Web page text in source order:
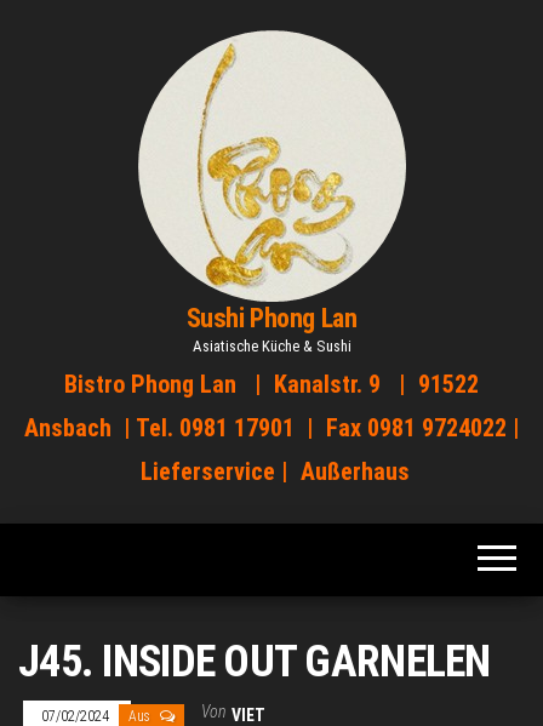
Sushi Phong Lan
Asiatische Küche & Sushi
Bistro Phong Lan | Kanalstr. 9 | 91522
Ansbach | Tel. 0981 17901 | Fax 0981 9724022 |
Lieferservice | Außerhaus
J45. INSIDE OUT GARNELEN
07/02/2024 Aus Von VIET